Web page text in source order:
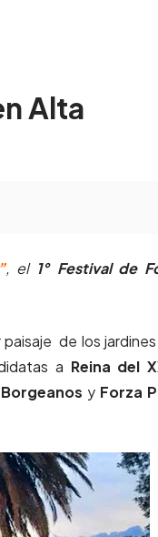
Alta
, el 1° Festival de
de los
a Reina del
yForza